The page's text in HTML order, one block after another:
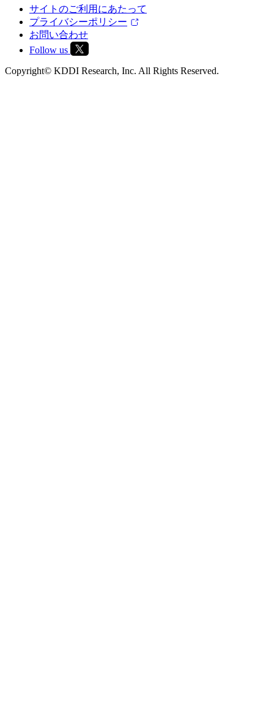
サイトのご利用にあたって
プライバシーポリシー
お問い合わせ
Follow us
Copyright© KDDI Research, Inc. All Rights Reserved.